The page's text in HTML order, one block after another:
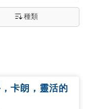
種類
卡朗，靈活的